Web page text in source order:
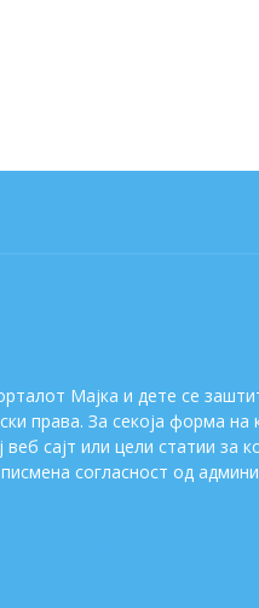
Мајка и дете се
права. За секоја форма на
сајт или цели статии за
согласност од